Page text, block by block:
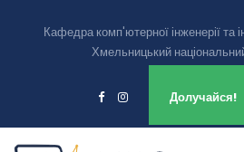
Кафедра комп'ютерної інженерії та
Хмельницький
Долучайся!